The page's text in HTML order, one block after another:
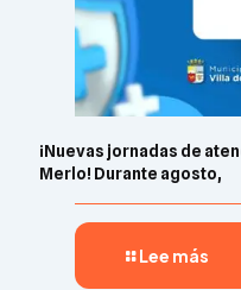
¡Nuevas jornadas de
Merlo! Durante agosto,
Lee más